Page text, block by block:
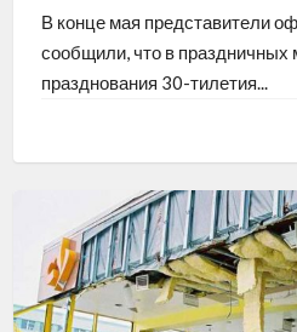
В конце мая представители
сообщили, что в праздничных
празднования 30-тилетия...